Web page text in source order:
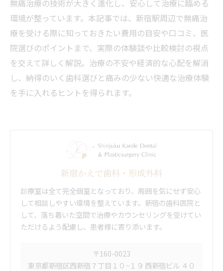
無痛治療の技術が大きく進化し、安心して治療に臨める
環境が整っています。本記事では、新宿駅周辺で無痛治
療を受ける際に知っておきたい費用の目安や口コミ、医
院選びのポイントまで、実際の体験談や比較検討の視点
を交えて詳しく解説。治療の不安や経済的な心配を解消
し、納得のいく歯科選びと痛みの少ない快適な治療体験
を手に入れるヒントを得られます。
新宿かえで歯科・形成外科
診療室は全て完全個室となっており、周囲を気にせず安心
して相談しやすい環境を整えています。新宿の歯科医院と
して、落ち着いた空間で治療やカウンセリングを受けてい
ただけるよう配慮し、患者様に寄り添います。
〒160-0023
東京都新宿区西新宿７丁目１０−１９ 西新宿ビル ４０